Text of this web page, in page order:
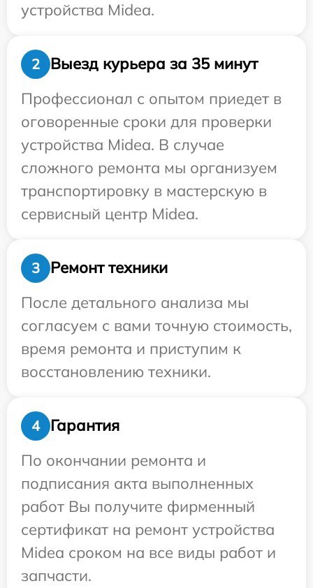
устройства Midea.
2
Выезд курьера за 35 минут
Профессионал с опытом приедет в
оговоренные сроки для проверки
устройства Midea. В случае
сложного ремонта мы организуем
транспортировку в мастерскую в
сервисный центр Midea.
3
Ремонт техники
После детального анализа мы
согласуем с вами точную стоимость,
время ремонта и приступим к
восстановлению техники.
4
Гарантия
По окончании ремонта и
подписания акта выполненных
работ Вы получите фирменный
сертификат на ремонт устройства
Midea сроком на все виды работ и
запчасти.